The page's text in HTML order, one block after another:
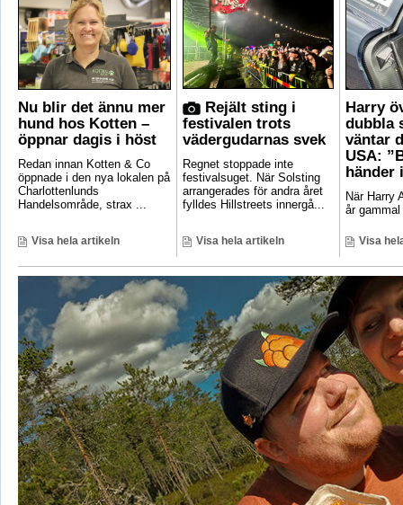
Nu blir det ännu mer
hund hos Kotten –
öppnar dagis i höst
Redan innan Kotten & Co
öppnade i den nya lokalen på
Charlottenlunds
Handelsområde, strax ...
Visa hela artikeln
Rejält sting i
festivalen trots
vädergudarnas svek
Regnet stoppade inte
festivalsuget. När Solsting
arrangerades för andra året
fylldes Hillstreets innergå...
Visa hela artikeln
Harry
dubbla
väntar
USA:
händer
När Harry
år
Visa